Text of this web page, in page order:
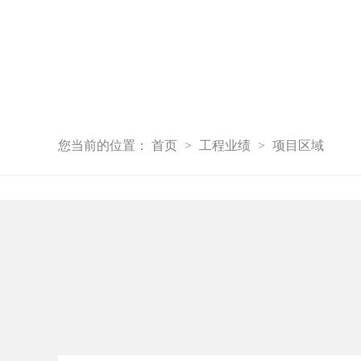
您当前的位置： 首页 > 工程业绩 > 项目区域